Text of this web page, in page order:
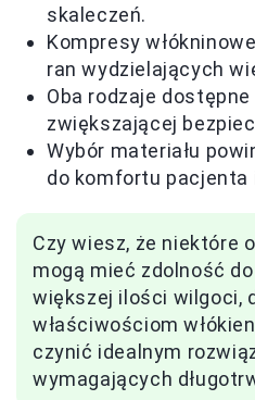
skaleczeń.
Kompresy
ran wydzielających
Oba rodzaje
zwiększającej
Wybór materiału
do komfortu pacjenta
Czy wiesz, że niektóre
mogą mieć zdolność
większej ilości wilgoci,
właściwościom
czynić idealnym
wymagających